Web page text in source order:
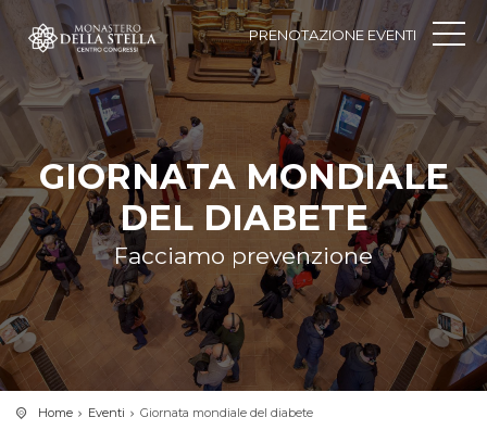
PRENOTAZIONE EVENTI
GIORNATA MONDIALE
DEL DIABETE
Facciamo prevenzione
Home Eventi Giornata mondiale del diabete